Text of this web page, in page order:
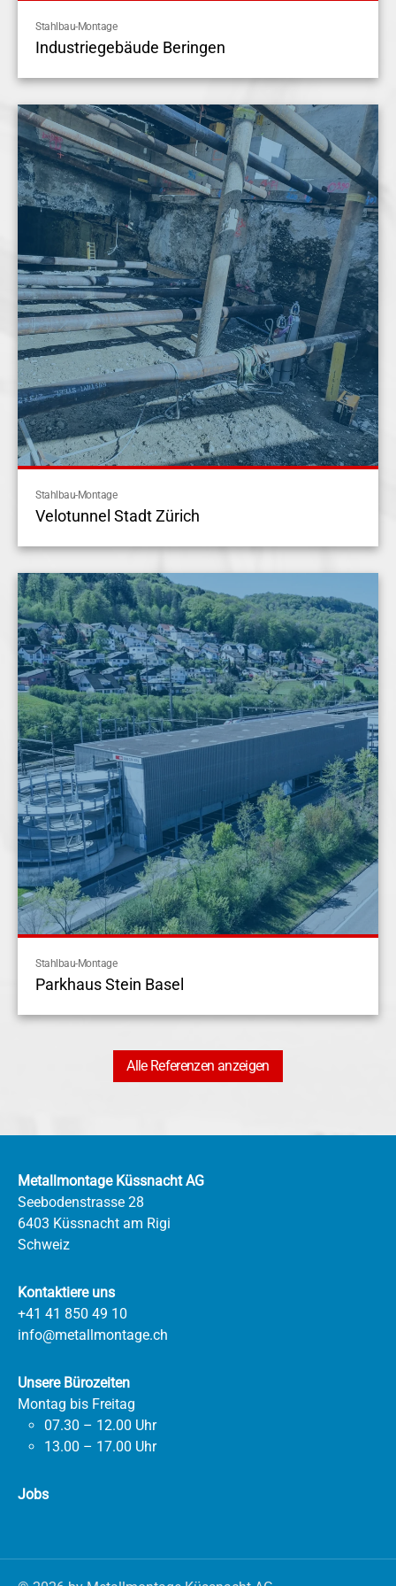
Stahlbau-Montage
Industriegebäude Beringen
Stahlbau-Montage
Velotunnel Stadt Zürich
Stahlbau-Montage
Parkhaus Stein Basel
Alle Referenzen anzeigen
Metallmontage Küssnacht AG
Seebodenstrasse 28
6403 Küssnacht am Rigi
Schweiz
Kontaktiere uns
+41 41 850 49 10
info@metallmontage.ch
Unsere Bürozeiten
Montag bis Freitag
07.30 – 12.00 Uhr
13.00 – 17.00 Uhr
Jobs